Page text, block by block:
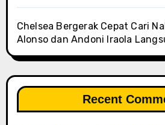
Chelsea Bergerak Cepat Cari
Alonso dan Andoni Iraola
Recent